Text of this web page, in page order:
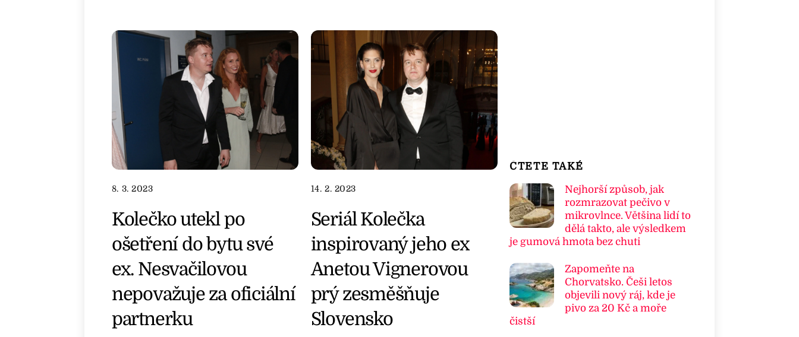
8. 3. 2023
Kolečko utekl po
ošetření do bytu své
ex. Nesvačilovou
nepovažuje za oficiální
partnerku
14. 2. 2023
Seriál Kolečka
inspirovaný jeho ex
Anetou Vignerovou
prý zesměšňuje
Slovensko
ČTETE TAKÉ
Nejhorší způsob, jak
rozmrazovat pečivo v
mikrovlnce. Většina lidí to
dělá takto, ale výsledkem
je gumová hmota bez chuti
Zapomeňte na
Chorvatsko. Češi letos
objevili nový ráj, kde je
pivo za 20 Kč a moře
čistší